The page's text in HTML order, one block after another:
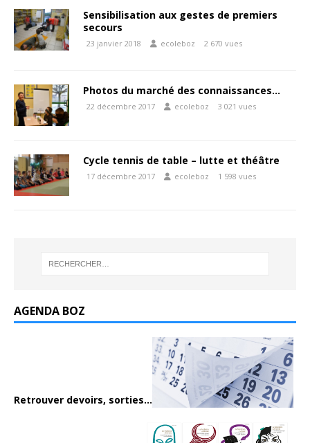
Sensibilisation aux gestes de premiers
secours
23 janvier 2018 ecoleboz 2 670 vues
Photos du marché des connaissances…
22 décembre 2017 ecoleboz 3 021 vues
Cycle tennis de table – lutte et théâtre
17 décembre 2017 ecoleboz 1 598 vues
AGENDA BOZ
Retrouver devoirs, sorties...